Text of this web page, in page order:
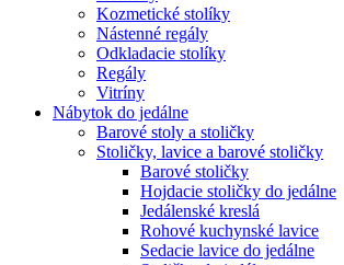
Kozmetické stolíky
Nástenné regály
Odkladacie stolíky
Regály
Vitríny
Nábytok do jedálne
Barové stoly a stoličky
Stoličky, lavice a barové stoličky
Barové stoličky
Hojdacie stoličky do jedálne
Jedálenské kreslá
Rohové kuchynské lavice
Sedacie lavice do jedálne